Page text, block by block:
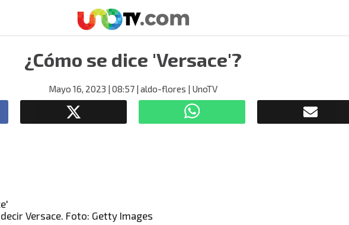
¿Cómo se dice 'Versace'?
Mayo 16, 2023 | 08:57| aldo-flores | UnoTV
Versace. Foto: Getty Images